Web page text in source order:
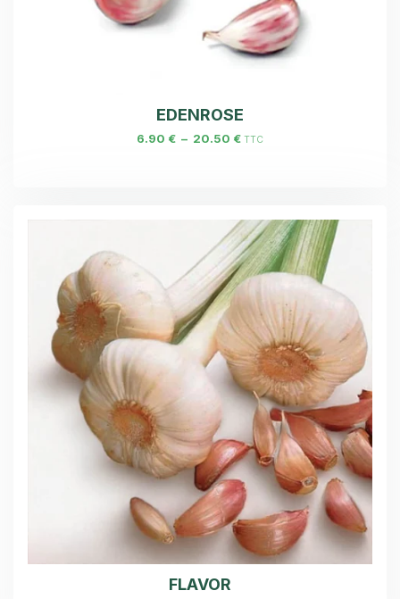
EDENROSE
6.90 € – 20.50 € TTC
FLAVOR